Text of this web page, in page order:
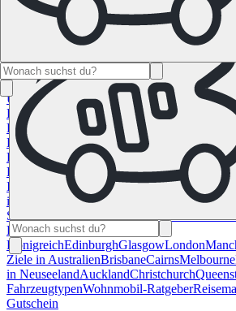
NamibiaSüdafrika
Alle Ziele in
KanadaCalgaryHalifaxMontrealToronto
USALas VegasLos Angeles Miami New York
Francisco
Chile Costa Rica Alle Reiseziele in
Deutschland
Berlin Hamburg
Reiseziele in
Frankreich
KorsikaLyonMarseilles NizzaParis
Reiseziele in
Italien
CagliariFlorenzMailandRom Sardinien
in Norwegen Bergen
Alle Reiseziele in
Spanien
Reiseziele im Vereinigtem
KönigreichEdinburghGlasgowLondon
Ziele in AustralienBrisbaneCairnsMelbourne
in NeuseelandAucklandChristchurch
FahrzeugtypenWohnmobil-Ratgeber
Gutschein